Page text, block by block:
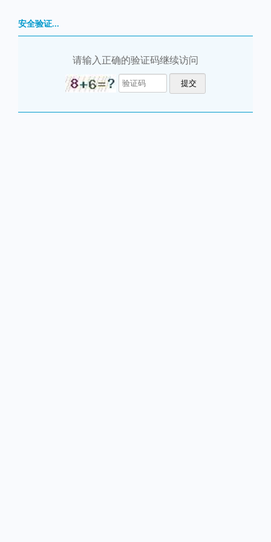
安全验证...
请输入正确的验证码继续访问